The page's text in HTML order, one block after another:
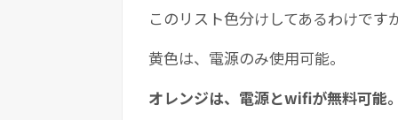
このリスト色分けしてあるわけで
黄色は、電源のみ使用可能。
オレンジは、電源とwifiが無料可能